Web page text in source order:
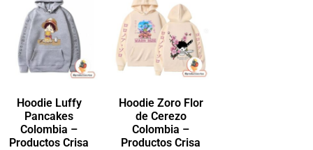
Hoodie Luffy
Pancakes
Colombia –
Productos Crisa
Hoodie Zoro Flor
de Cerezo
Colombia –
Productos Crisa